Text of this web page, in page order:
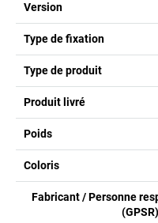
Version
Type de fixation
Type de produit
Produit livré
Poids
Coloris
Fabricant / Personne
(GPSR)